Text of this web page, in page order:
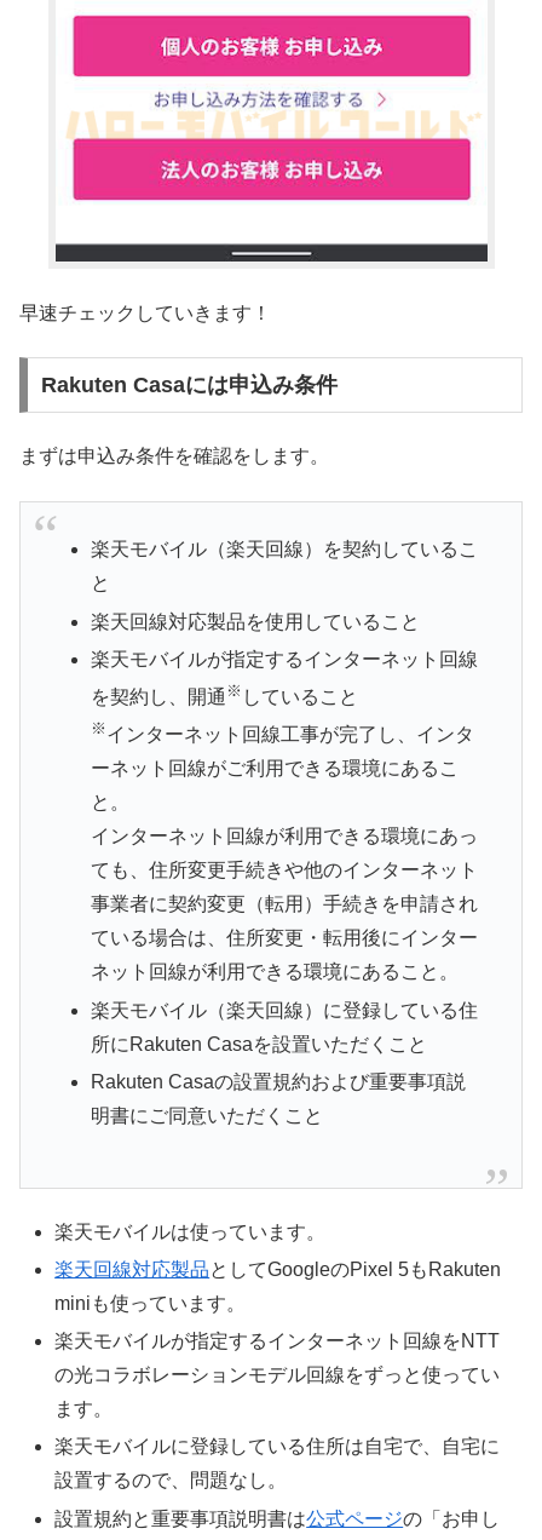
早速チェックしていきます！
Rakuten Casaには申込み条件
まずは申込み条件を確認をします。
楽天モバイル（楽天回線）を契約しているこ
と
楽天回線対応製品を使用していること
楽天モバイルが指定するインターネット回線
を契約し、開通 ※ していること
※ インターネット回線工事が完了し、インタ
ーネット回線がご利用できる環境にあるこ
と。
インターネット回線が利用できる環境にあっ
ても、住所変更手続きや他のインターネット
事業者に契約変更（転用）手続きを申請され
ている場合は、住所変更・転用後にインター
ネット回線が利用できる環境にあること。
楽天モバイル（楽天回線）に登録している住
所にRakuten Casaを設置いただくこと
Rakuten Casaの設置規約および重要事項説
明書にご同意いただくこと
楽天モバイルは使っています。
楽天回線対応製品としてGoogleのPixel 5もRakuten
miniも使っています。
楽天モバイルが指定するインターネット回線をNTT
の光コラボレーションモデル回線をずっと使ってい
ます。
楽天モバイルに登録している住所は自宅で、自宅に
設置するので、問題なし。
設置規約と重要事項説明書は公式ページの「お申し